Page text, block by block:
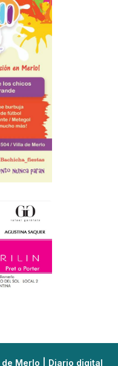
Merlo | Diario digital